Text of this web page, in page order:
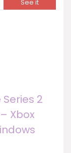
See it
Series 2
Xbox